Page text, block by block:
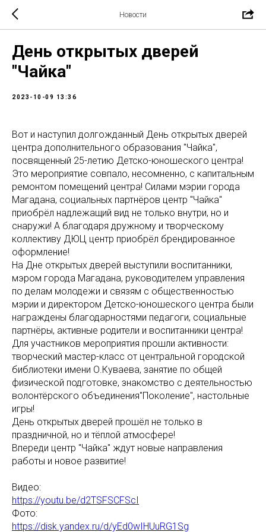
Новости
День открытых дверей
"Чайка"
2023-10-09 13:36
Вот и наступил долгожданный День открытых дверей
центра дополнительного образования "Чайка",
посвященный 25-летию Детско-юношеского центра!
Это мероприятие совпало, несомненно, с капитальным
ремонтом помещений центра! Силами мэрии города
Магадана, социальных партнёров центр "Чайка"
приобрёл надлежащий вид не только внутри, но и
снаружи! А благодаря дружному и творческому
коллективу ДЮЦ центр приобрёл брендированное
оформление!
На Дне открытых дверей выступили воспитанники,
мэром города Магадана, руководителем управления
по делам молодежи и связям с общественностью
мэрии и директором Детско-юношеского центра были
награждены благодарностями педагоги, социальные
партнёры, активные родители и воспитанники центра!
Для участников мероприятия прошли активности:
творческий мастер-класс от центральной городской
библиотеки имени О.Куваева, занятие по общей
физической подготовке, знакомство с деятельностью
волонтёрского объединения"Поколение", настольные
игры!
День открытых дверей прошёл не только в
праздничной, но и тёплой атмосфере!
Впереди центр "Чайка" ждут новые направления
работы и новое развитие!
Видео:
https://youtu.be/d2TSFSCFScI
Фото:
https://disk.yandex.ru/d/yEd0wIHUuRG1Sg